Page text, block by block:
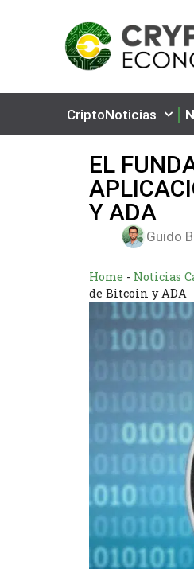
CriptoNoticias
EL
Y ADA
Guido
Home - Noticias
de Bitcoin y ADA